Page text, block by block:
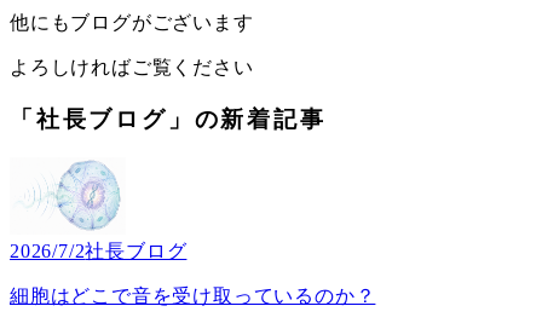
他にもブログがございます
よろしければご覧ください
「社長ブログ」の新着記事
2026/7/2社長ブログ
細胞はどこで音を受け取っているのか？